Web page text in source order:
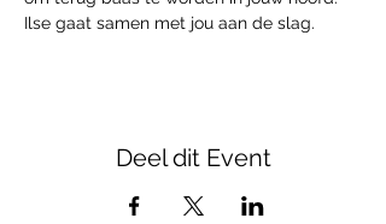
Ilse gaat samen met jou aan de slag.
Deel dit Event